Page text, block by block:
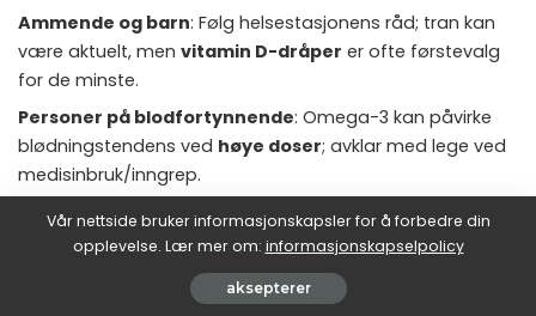
Ammende og barn: Følg helsestasjonens råd; tran kan
være aktuelt, men vitamin D-dråper er ofte førstevalg
for de minste.
Personer på blodfortynnende: Omega-3 kan påvirke
blødningstendens ved høye doser; avklar med lege ved
medisinbruk/inngrep.
Skjoldbruskkjertelproblematikk eller leversykdom:
Diskutér kosttilskudd med lege, spesielt hvis du bruker
Vår nettside bruker informasjonskapsler for å forbedre din
opplevelse. Lær mer om: informasjonskapselpolicy
aksepterer